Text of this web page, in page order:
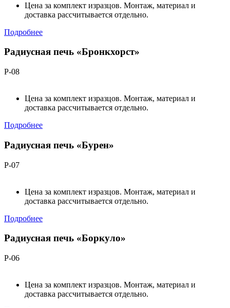
Цена за комплект изразцов. Монтаж, материал и
доставка рассчитывается отдельно.
Подробнее
Радиусная печь «Бронкхорст»
Р-08
Цена за комплект изразцов. Монтаж, материал и
доставка рассчитывается отдельно.
Подробнее
Радиусная печь «Бурен»
Р-07
Цена за комплект изразцов. Монтаж, материал и
доставка рассчитывается отдельно.
Подробнее
Радиусная печь «Боркуло»
Р-06
Цена за комплект изразцов. Монтаж, материал и
доставка рассчитывается отдельно.